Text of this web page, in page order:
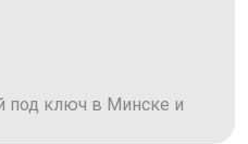
под ключ в Минске и